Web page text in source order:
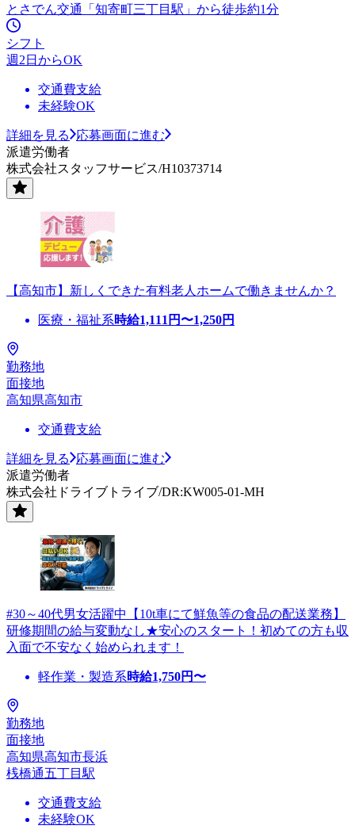
とさでん交通「知寄町三丁目駅」から徒歩約1分
シフト
週2日からOK
交通費支給
未経験OK
詳細を見る
応募画面に進む
派遣労働者
株式会社スタッフサービス/H10373714
【高知市】新しくできた有料老人ホームで働きませんか？
医療・福祉系時給1,111 円〜1,250円
勤務地
面接地
高知県高知市
交通費支給
詳細を見る
応募画面に進む
派遣労働者
株式会社ドライブトライブ/DR:KW005-01-MH
#30～40代男女活躍中【10t車にて鮮魚等の食品の配送業務】
研修期間の給与変動なし★安心のスタート！初めての方も収
入面で不安なく始められます！
軽作業・製造系時給1,750円〜
勤務地
面接地
高知県高知市長浜
桟橋通五丁目駅
交通費支給
未経験OK